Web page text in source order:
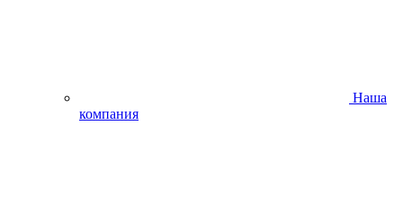
Наша
компания